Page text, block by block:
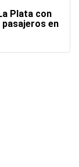
Plata con
en